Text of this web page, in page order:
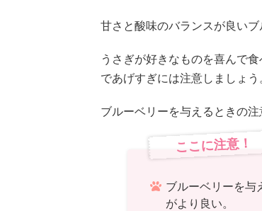
甘さと酸味のバランスが良い
うさぎが好きなものを喜んで
であげすぎには注意しましょう
ブルーベリーを与えるときの注
ここに注意！
ブルーベリーを与
がより良い。